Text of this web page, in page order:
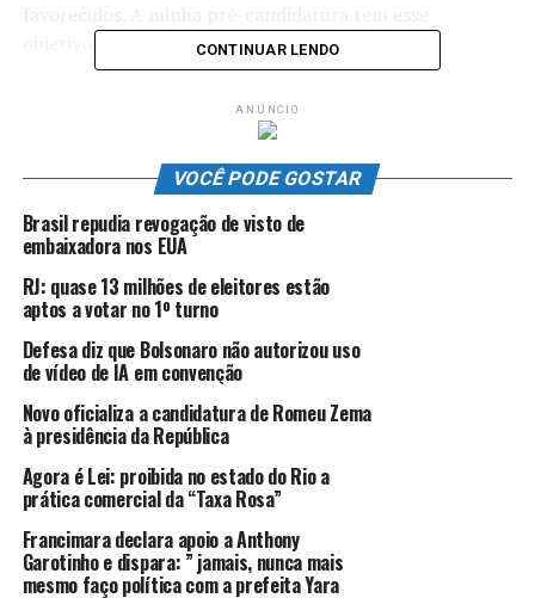
do seu jeito peculiar de fazer política, defendendo a
interesses pessoais.
Como o senhor analisa a atuação dos três
deputados estaduais eleitos pelo município
da Serra.
CONTINUAR LENDO
ANÚNCIO
VOCÊ PODE GOSTAR
Brasil repudia revogação de visto de
embaixadora nos EUA
RJ: quase 13 milhões de eleitores estão
aptos a votar no 1º turno
Defesa diz que Bolsonaro não autorizou uso
de vídeo de IA em convenção
Novo oficializa a candidatura de Romeu Zema
à presidência da República
Agora é Lei: proibida no estado do Rio a
prática comercial da “Taxa Rosa”
Francimara declara apoio a Anthony
Garotinho e dispara: ” jamais, nunca mais
mesmo faço política com a prefeita Yara